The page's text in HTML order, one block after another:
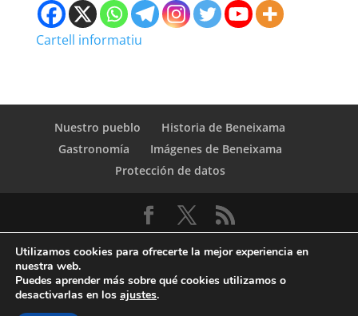
Cartell informatiu
Nuestro pueblo
Historia de Beneixama
Gastronomía
Imágenes de Beneixama
Protección de datos
Utilizamos cookies para ofrecerte la mejor experiencia en
nuestra web.
Puedes aprender más sobre qué cookies utilizamos o
desactivarlas en los ajustes.